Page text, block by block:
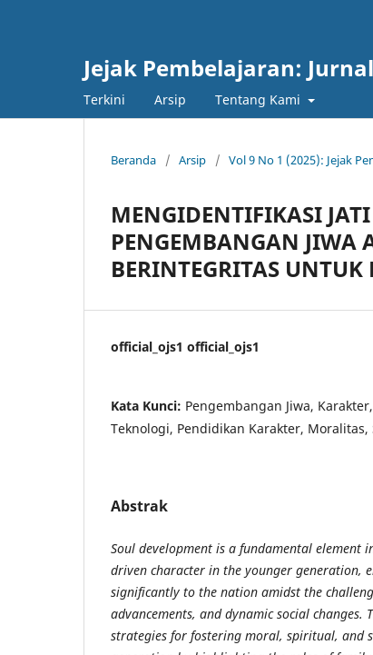
Jejak Pembelajaran:
Terkini Arsip Tentang Kami
Beranda / Arsip / Vol 9 No 1 (2025): Jejak
MENGIDENTIFIKASI
PENGEMBANGAN JIWA
BERINTEGRITAS UNTUK
official_ojs1 official_ojs1
Kata Kunci: Pengembangan Jiwa,
Teknologi, Pendidikan Karakter,
Abstrak
Soul development is a fundamental element
driven character in the younger generation,
significantly to the nation amidst the
advancements, and dynamic social changes.
strategies for fostering moral, spiritual, and